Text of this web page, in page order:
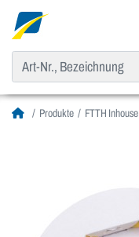
Produkte FTTH Inhouse